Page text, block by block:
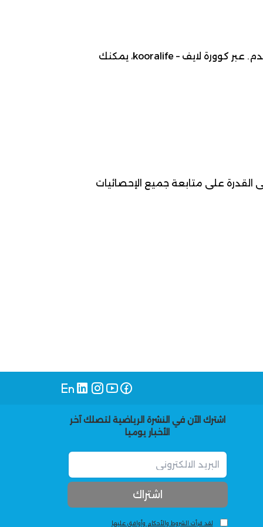
موعد مباراة نوتينغهام فورست ضد نيوكاسل ، 2026-05-10، ضمن بطولة الدوري الإنجليزي الممتاز لـ كرة قدم. عبر كوورة لايف – kooralife، يمكنك
القدرة على متابعة جميع الإحصائيات
اشترك الآن في النشرة الرياضية لتصلك آخر
الأخبار يوميا
لقد قرأت الشروط والأحكام وأوافق عليها